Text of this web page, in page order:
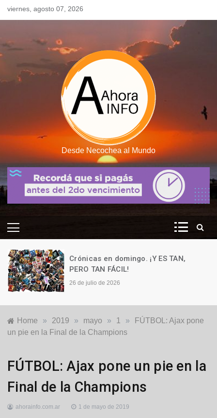
Skipviernes, agosto 07, 2026
Desde Necochea al Mundo
Crónicas en domingo. ¡Y ES TAN,
PERO TAN FÁCIL!
26 de julio de 2026
Home » 2019 » mayo » 1 »
FÚTBOL: Ajax pone
un pie en la Final de la Champions
Locales
FÚTBOL: Ajax pone un pie en la
Final de la Champions
ahorainfo.com.ar 1 de mayo de 2019